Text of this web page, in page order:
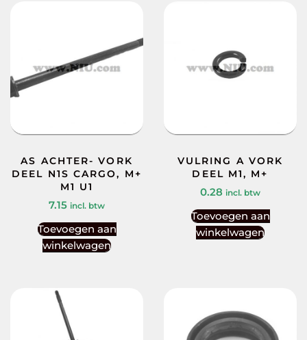
AS ACHTER- VORK
DEEL N1S CARGO, M+
M1 U1
7.15 incl. btw
Toevoegen aan
winkelwagen
VULRING A VORK
DEEL M1, M+
0.28 incl. btw
Toevoegen aan
winkelwagen